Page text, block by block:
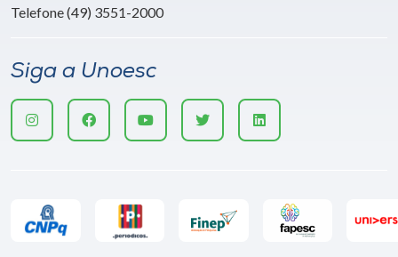
Telefone (49) 3551-2000
Siga a Unoesc